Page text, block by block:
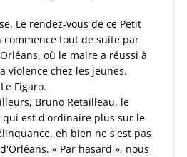
Le rendez-vous de ce Petit
commence tout de suite par
où le maire a réussi à
violence chez les jeunes.
Figaro.
Bruno Retailleau, le
est d'ordinaire plus sur le
eh bien ne s'est pas
« Par hasard », nous